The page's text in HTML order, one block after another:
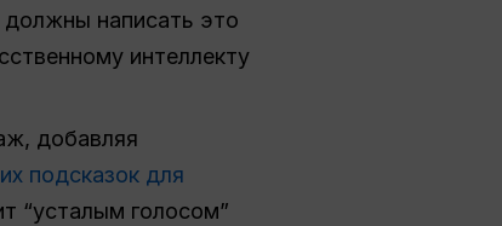
написать это
интеллекту
добавляя
подсказок для
“усталым голосом”